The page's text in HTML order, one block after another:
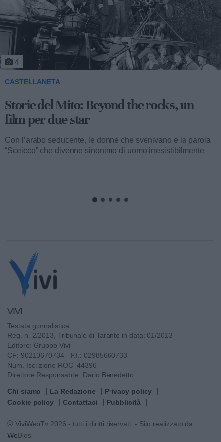
4
CASTELLANETA
Storie del Mito: Beyond the rocks, un
film per due star
Con l’arabo seducente, le donne che svenivano e la parola
“Sceicco” che divenne sinonimo di uomo irresistibilmente
VIVI
Testata giornalistica
Reg. n. 2/2013, Tribunale di Taranto in data: 01/2013
Editore: Gruppo Vivi
CF: 90210670734 - P.I.: 02985660733
Num. Iscrizione ROC: 44396
Direttore Responsabile: Dario Benedetto
Chi siamo La Redazione
Privacy policy
Cookie policy
Contattaci Pubblicità
© ViviWebTv 2026 - tutti i diritti riservati. - Sito realizzato da
WeBios